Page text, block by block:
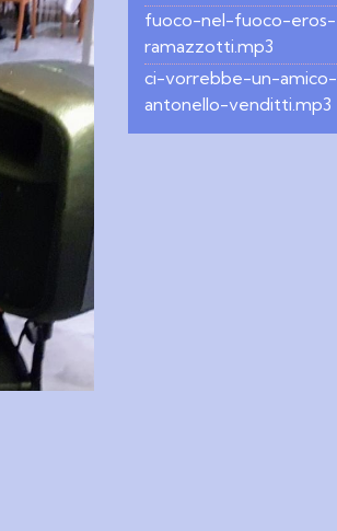
fuoco-nel-fuoco-eros-
ramazzotti.mp3
ci-vorrebbe-un-amico-
antonello-venditti.mp3